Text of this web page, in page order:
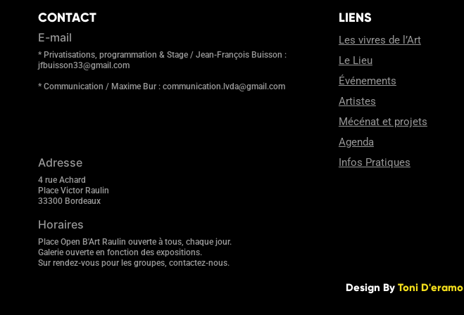
CONTACT
E-mail
* Privatisations, programmation & Stage / Jean-François Buisson :
jfbuisson33@gmail.com
* Communication / Maxime Bur : communication.lvda@gmail.com
Adresse
4 rue Achard
Place Victor Raulin
33300 Bordeaux
Horaires
Place Open B'Art Raulin ouverte à tous, chaque jour.
Galerie ouverte en fonction des expositions.
Sur rendez-vous pour les groupes, contactez-nous.
LIENS
Les vivres de l’Art
Le Lieu
Événements
Artistes
Mécénat et projets
Agenda
Infos Pratiques
Design By Toni D'eramo